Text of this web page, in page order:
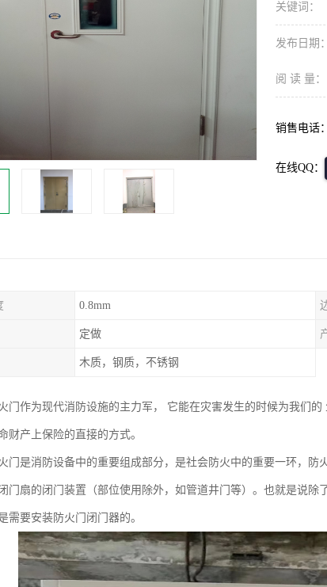
关键词：
发布日期：
阅 读 量：
销售电话：
在线QQ：
0.8mm
定做
木质，钢质，不锈钢
门作为现代消防设施的主力军， 它能在灾害发生的时候为我们
财产上保险的直接的方式。
门是消防设备中的重要组成部分，是社会防火中的重要一环，
门扇的闭门装置（部位使用除外，如管道井门等）。也就是说
需要安装防火门闭门器的。